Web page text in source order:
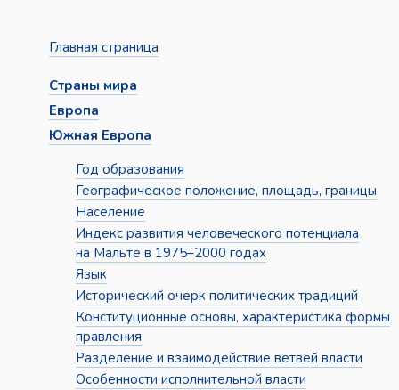
Главная страница
Страны мира
Европа
Южная Европа
Год образования
Географическое положение, площадь, границы
Население
Индекс развития человеческого потенциала
на Мальте в 1975–2000 годах
Язык
Исторический очерк политических традиций
Конституционные основы, характеристика формы
правления
Разделение и взаимодействие ветвей власти
Особенности исполнительной власти